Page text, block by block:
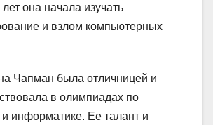
она начала изучать
и взлом компьютерных
Чапман была отличницей и
в олимпиадах по
информатике. Ее талант и